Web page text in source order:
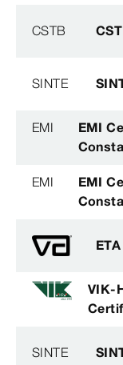
CSTB
SINTE
EMI
EMI
EMI
EMI
VIK-
SINTE